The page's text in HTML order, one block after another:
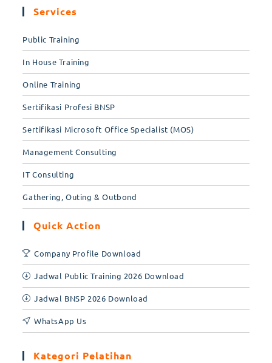
Services
Public Training
In House Training
Online Training
Sertifikasi Profesi BNSP
Sertifikasi Microsoft Office Specialist (MOS)
Management Consulting
IT Consulting
Gathering, Outing & Outbond
Quick Action
Company Profile Download
Jadwal Public Training 2026 Download
Jadwal BNSP 2026 Download
WhatsApp Us
Kategori Pelatihan